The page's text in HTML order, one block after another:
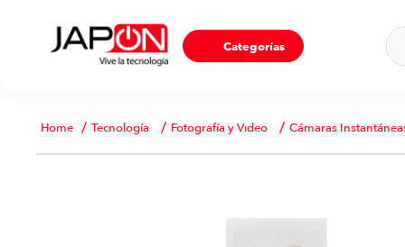
Categorías
Tecnología Fotografía y Video Cámaras